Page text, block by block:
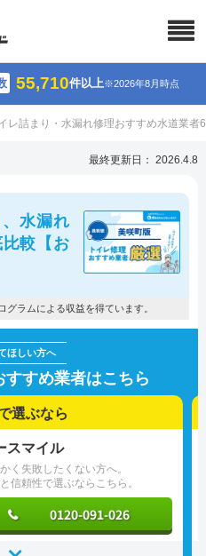
55,710件以上※2026年8月時点
レ詰まり・水漏れ修理おすすめ水道業
最終更新日： 2026.4.8
水漏れ
較【お
ラムによる収益を得ています。
すすめ業者はこちら
選ぶなら
く失敗したくない方へ。
信頼性で選ぶならこちら。
スマイル
0120-091-026